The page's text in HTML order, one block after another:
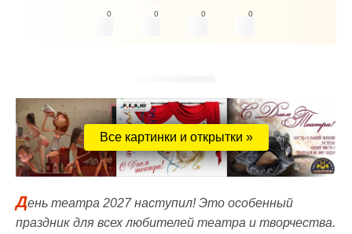
0 0 0 0
Все картинки и открытки »
День театра 2027 наступил! Это особенный
праздник для всех любителей театра и творчества.